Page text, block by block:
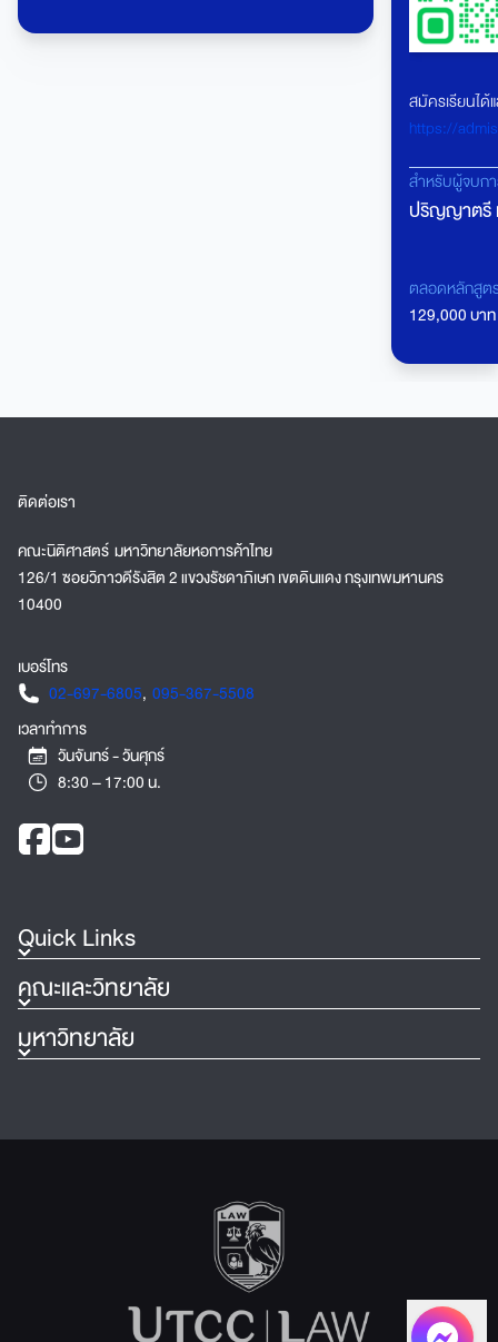
สมัครเรียนได้
https://
สำหรับผู้จบก
ปริญญาตรี
นิติศาสตร์)
เทียบโอน
ตลอดหลักสูต
(ปวส.เทียบโ
129,000 บาท
Quick Links
คณะและวิทยาลัย
มหาวิทยาลัย
ติดต่อเรา
คณะนิติศาสตร์ มหาวิทยาลัยหอการค้าไทย
126/1 ซอยวิภาวดีรังสิต 2 แขวงรัชดาภิเษก เขตดินแดง กรุงเทพมหานคร
10400
เบอร์โทร
02-697-6805, 095-367-5508
เวลาทำการ
วันจันทร์ - วันศุกร์
8:30 – 17:00 น.